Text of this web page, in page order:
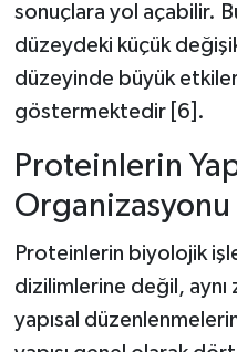
sonuçlara yol açabilir.
düzeydeki küçük
düzeyinde büyük
göstermektedir [6].
Proteinlerin
Organizasyonu
Proteinlerin biyolojik
dizilimlerine değil,
yapısal